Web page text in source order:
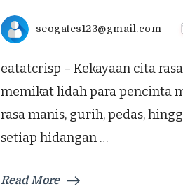
seogates123@gmail.com
eatatcrisp – Kekayaan cita
memikat lidah para pencinta
rasa manis, gurih, pedas,
setiap hidangan …
Read More